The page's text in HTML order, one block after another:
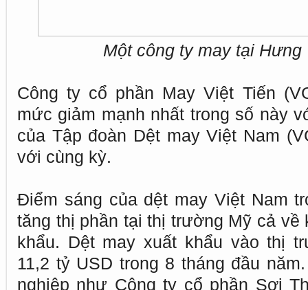
Một công ty may tại Hưng
Công ty cổ phần May Việt Tiến
mức giảm mạnh nhất trong số này
của Tập đoàn Dệt may Việt Nam
với cùng kỳ.
Điểm sáng của dệt may Việt Nam
tăng thị phần tại thị trường Mỹ cả
khẩu. Dệt may xuất khẩu vào thị
11,2 tỷ USD trong 8 tháng đầu
nghiệp như Công ty cổ phần Sợi